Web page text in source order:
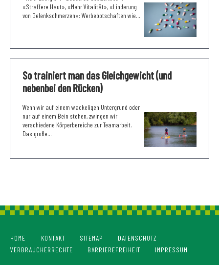
«Straffere Haut», «Mehr Vitalität», «Linderung
von Gelenkschmerzen»: Werbebotschaften wie...
So trainiert man das Gleichgewicht (und
nebenbei den Rücken)
Wenn wir auf einem wackeligen Untergrund oder
nur auf einem Bein stehen, zwingen wir
verschiedene Körperbereiche zur Teamarbeit.
Das große...
HOME KONTAKT SITEMAP
DATENSCHUTZ
VERBRAUCHERRECHTE
BARRIEREFREIHEIT IMPRESSUM